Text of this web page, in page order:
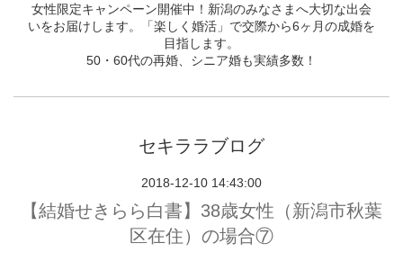
女性限定キャンペーン開催中！新潟のみなさまへ大切な出会
いをお届けします。「楽しく婚活」で交際から6ヶ月の成婚を
目指します。
50・60代の再婚、シニア婚も実績多数！
セキララブログ
2018-12-10 14:43:00
【結婚せきらら白書】38歳女性（新潟市秋葉
区在住）の場合⑦